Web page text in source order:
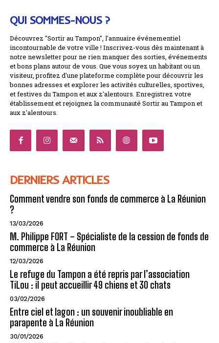
QUI SOMMES-NOUS ?
Découvrez "Sortir au Tampon", l'annuaire événementiel
incontournable de votre ville ! Inscrivez-vous dès maintenant à
notre newsletter pour ne rien manquer des sorties, événements
et bons plans autour de vous. Que vous soyez un habitant ou un
visiteur, profitez d'une plateforme complète pour découvrir les
bonnes adresses et explorer les activités culturelles, sportives,
et festives du Tampon et aux z'alentours. Enregistrez votre
établissement et rejoignez la communauté Sortir au Tampon et
aux z'alentours.
DERNIERS ARTICLES
Comment vendre son fonds de commerce à La Réunion
?
13/03/2026
M. Philippe FORT – Spécialiste de la cession de fonds de
commerce à La Réunion
12/03/2026
Le refuge du Tampon a été repris par l’association
TiLou : il peut accueillir 49 chiens et 30 chats
03/02/2026
Entre ciel et lagon : un souvenir inoubliable en
parapente à La Réunion
30/01/2026